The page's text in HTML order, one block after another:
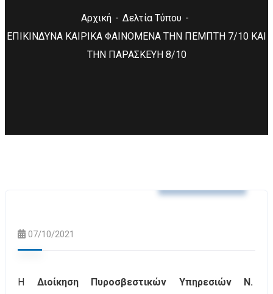
Αρχική
Δελτία Τύπου
ΕΠΙΚΙΝΔΥΝΑ ΚΑΙΡΙΚΑ ΦΑΙΝΟΜΕΝΑ ΤΗΝ ΠΕΜΠΤΗ 7/10 ΚΑΙ
ΤΗΝ ΠΑΡΑΣΚΕΥΗ 8/10
07/10/2021
Η Διοίκηση Πυροσβεστικών Υπηρεσιών Ν.